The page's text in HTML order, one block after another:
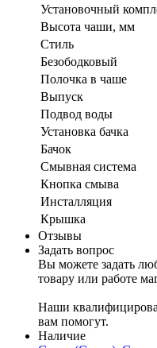
Установочный
Высота чаши, мм
Стиль
Безободковый
Полочка в чаше
Выпуск
Подвод воды
Установка бачка
Бачок
Смывная система
Кнопка смыва
Инсталляция
Крышка
Отзывы
Задать вопрос
Вы можете задать
товару или работе
Наши
вам помогут.
Наличие